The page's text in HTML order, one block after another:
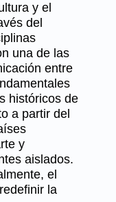
y el
del
una de las
entre
históricos de
a partir del
y
aislados.
el
la